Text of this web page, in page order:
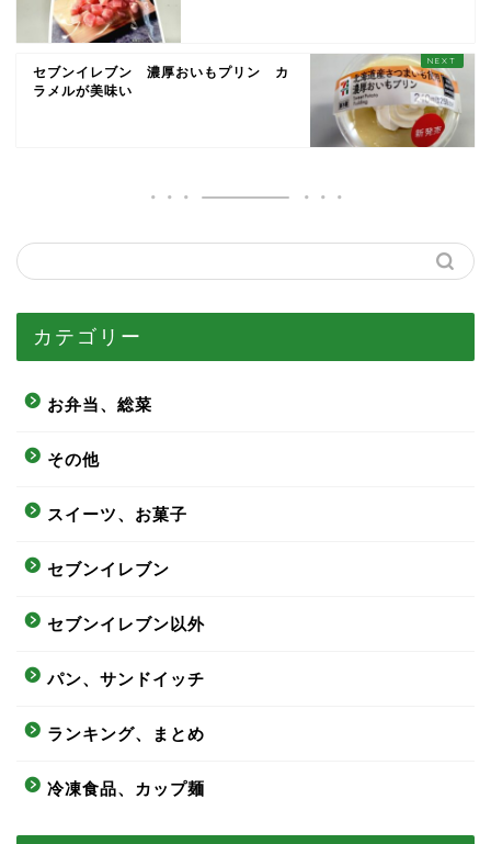
セブンイレブン 濃厚おいもプリン カ
ラメルが美味い
カテゴリー
お弁当、総菜
その他
スイーツ、お菓子
セブンイレブン
セブンイレブン以外
パン、サンドイッチ
ランキング、まとめ
冷凍食品、カップ麺